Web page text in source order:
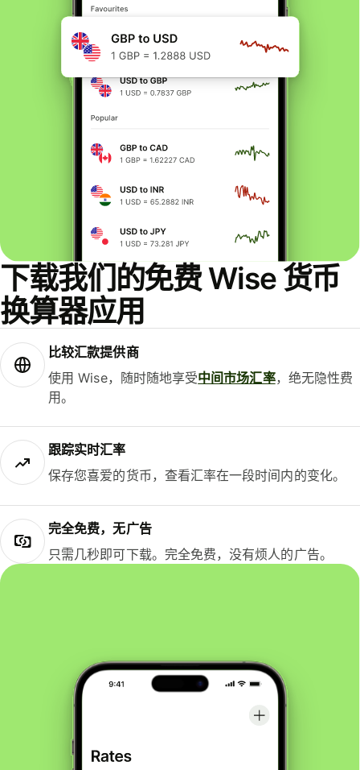
下载我们的免费 Wise 货币
换算器应用
比较汇款提供商
使用 Wise，随时随地享受中间市场汇率，绝无隐性费
用。
跟踪实时汇率
保存您喜爱的货币，查看汇率在一段时间内的变化。
完全免费，无广告
只需几秒即可下载。完全免费，没有烦人的广告。